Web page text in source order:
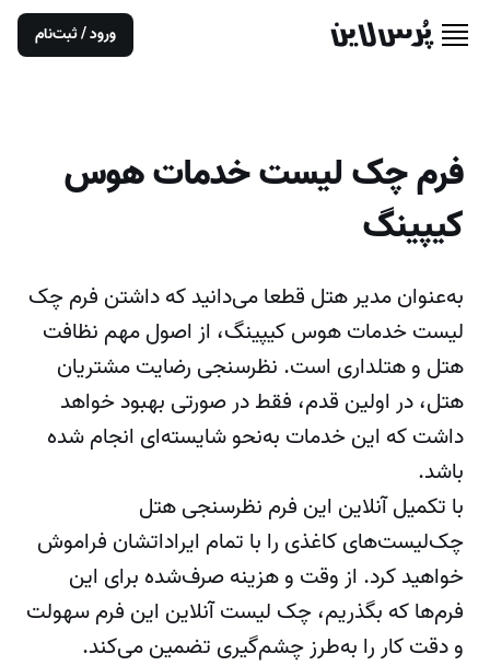
ورود / ثبت‌نام
فرم چک لیست خدمات هوس
کیپینگ
به‌عنوان مدیر هتل قطعا می‌دانید که داشتن فرم چک
لیست خدمات هوس کیپینگ، از اصول مهم نظافت
هتل و هتلداری است. نظرسنجی رضایت مشتریان
هتل، در اولین قدم، فقط در صورتی بهبود خواهد
داشت که این خدمات به‌نحو شایسته‌ای انجام شده
باشد.
با تکمیل آنلاین این فرم نظرسنجی هتل
چک‌لیست‌های کاغذی را با تمام ایراداتشان فراموش
خواهید کرد. از وقت و هزینه صرف‌شده برای این
فرم‌ها که بگذریم، چک لیست آنلاین این فرم سهولت
و دقت کار را به‌طرز چشم‌گیری تضمین می‌کند.